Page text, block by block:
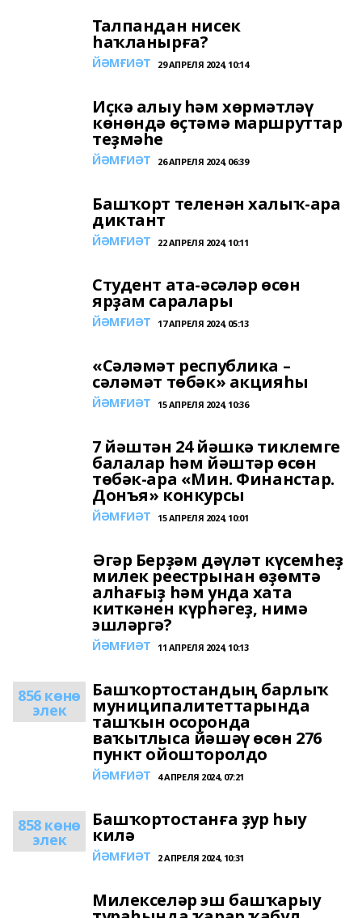
Талпандан нисек
һаҡланырға?
ЙӘМҒИӘТ 29 АПРЕЛЯ 2024, 10:14
Иҫкә алыу һәм хөрмәтләү
көнөндә өҫтәмә маршруттар
теҙмәһе
ЙӘМҒИӘТ 26 АПРЕЛЯ 2024, 06:39
Башҡорт теленән халыҡ-ара
диктант
ЙӘМҒИӘТ 22 АПРЕЛЯ 2024, 10:11
Студент ата-әсәләр өсөн
ярҙам саралары
ЙӘМҒИӘТ 17 АПРЕЛЯ 2024, 05:13
«Сәләмәт республика –
сәләмәт төбәк» акцияһы
ЙӘМҒИӘТ 15 АПРЕЛЯ 2024, 10:36
7 йәштән 24 йәшкә тиклемге
балалар һәм йәштәр өсөн
төбәк-ара «Мин. Финанстар.
Донъя» конкурсы
ЙӘМҒИӘТ 15 АПРЕЛЯ 2024, 10:01
Әгәр Берҙәм дәүләт күсемһеҙ
милек реестрынан өҙөмтә
алһағыҙ һәм унда хата
киткәнен күрһәгеҙ, нимә
эшләргә?
ЙӘМҒИӘТ 11 АПРЕЛЯ 2024, 10:13
856 көнө
элек
Башҡортостандың барлыҡ
муниципалитеттарында
ташҡын осоронда
ваҡытлыса йәшәү өсөн 276
пункт ойошторолдо
ЙӘМҒИӘТ 4 АПРЕЛЯ 2024, 07:21
858 көнө
элек
Башҡортостанға ҙур һыу
килә
ЙӘМҒИӘТ 2 АПРЕЛЯ 2024, 10:31
Милекселәр эш башҡарыу